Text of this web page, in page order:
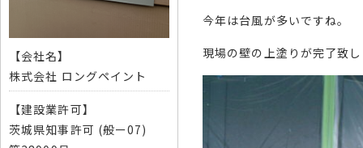
今年は台風が多いですね。
現場の壁の上塗りが完了致
【会社名】
株式会社 ロングペイント
【建設業許可】
茨城県知事許可 (般ー07)